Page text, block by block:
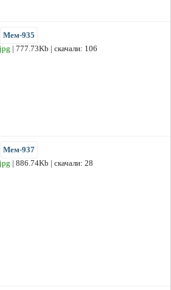
Мем-935
jpg | 777.73Kb | скачали: 106
Мем-937
jpg | 886.74Kb | скачали: 28